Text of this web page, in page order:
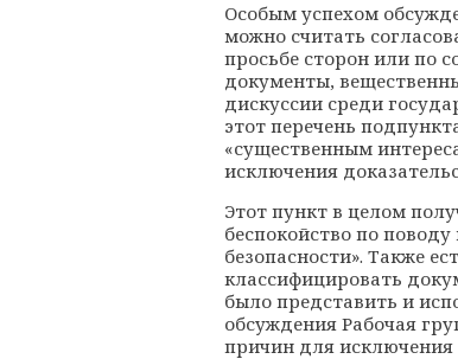
Особым успехом
можно считать
просьбе сторон или по
документы,
дискуссии среди
этот перечень
«существенным
исключения
Этот пункт в целом
беспокойство по
безопасности». Также
классифицировать
было представить и
обсуждения Рабочая
причин для исключения